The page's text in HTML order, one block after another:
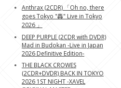
Anthrax (2CDR) 「Oh no, there
goes Tokyo "轟" Live in Tokyo
2026 」
DEEP PURPLE (2CDR with DVDR)
Mad in Budokan -Live in Japan
2026 Definitive Edition-
THE BLACK CROWES
(2CDR+DVDR) BACK IN TOKYO
2026 1ST NIGHT -XAVEL